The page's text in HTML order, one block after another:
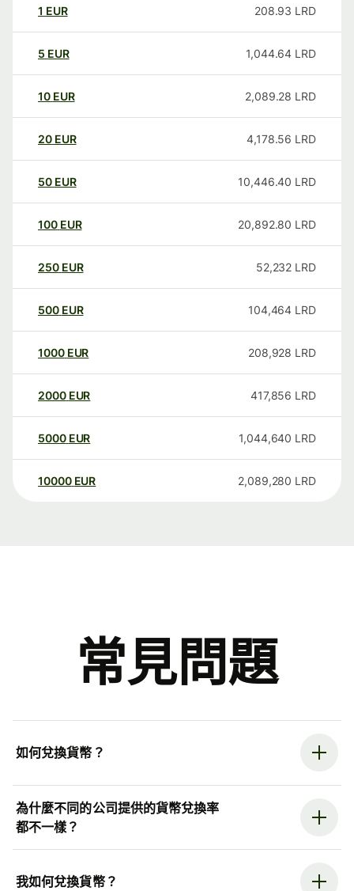
1 EUR 208.93 LRD
5 EUR 1,044.64 LRD
10 EUR 2,089.28 LRD
20 EUR 4,178.56 LRD
50 EUR 10,446.40 LRD
100 EUR 20,892.80 LRD
250 EUR 52,232 LRD
500 EUR 104,464 LRD
1000 EUR 208,928 LRD
2000 EUR 417,856 LRD
5000 EUR 1,044,640 LRD
10000 EUR 2,089,280 LRD
常見問題
如何兌換貨幣？
為什麼不同的公司提供的貨幣兌換率
都不一樣？
我如何兌換貨幣？